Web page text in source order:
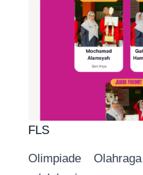
FLS
Olimpiade